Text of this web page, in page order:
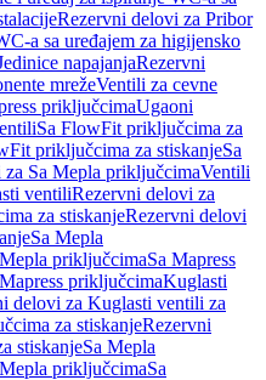
Rezervni delovi za Pribor
a sa uređajem za higijensko
napajanjaRezervni
mrežeVentili za cevne
priključcimaUgaoni
Sa FlowFit priključcima za
priključcima za stiskanjeSa
Sa Mepla priključcimaVentili
ventiliRezervni delovi za
za stiskanjeRezervni delovi
Sa Mepla
priključcimaSa Mapress
priključcimaKuglasti
delovi za Kuglasti ventili za
za stiskanjeRezervni
stiskanjeSa Mepla
priključcimaSa